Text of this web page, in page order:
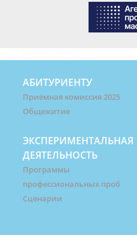
АБИТУРИЕНТУ
Приёмная комиссия 2025
Общежитие
ЭКСПЕРИМЕНТАЛЬНАЯ
ДЕЯТЕЛЬНОСТЬ
Программы
профессиональных проб
Сценарии